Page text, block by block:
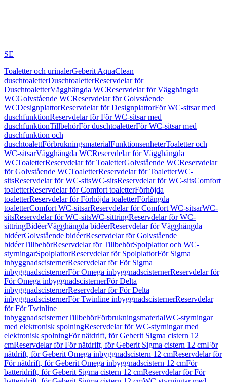
SE
Toaletter och urinalerGeberit AquaClean
duschtoaletterDuschtoaletterReservdelar för
DuschtoaletterVägghängda WCReservdelar för Vägghängda
WCGolvstående WCReservdelar för Golvstående
WCDesignplattorReservdelar för DesignplattorFör WC-sitsar med
duschfunktionReservdelar för För WC-sitsar med
duschfunktionTillbehörFör duschtoaletterFör WC-sitsar med
duschfunktion och
duschtoalettFörbrukningsmaterialFunktionsenheterToaletter och
WC-sitsarVägghängda WCReservdelar för Vägghängda
WCToaletterReservdelar för ToaletterGolvstående WCReservdelar
för Golvstående WCToaletterReservdelar för ToaletterWC-
sitsReservdelar för WC-sitsWC-sitsReservdelar för WC-sitsComfort
toaletterReservdelar för Comfort toaletterFörhöjda
toaletterReservdelar för Förhöjda toaletterFörlängda
toaletterComfort WC-sitsarReservdelar för Comfort WC-sitsarWC-
sitsReservdelar för WC-sitsWC-sittringReservdelar för WC-
sittringBidéerVägghängda bidéerReservdelar för Vägghängda
bidéerGolvstående bidéerReservdelar för Golvstående
bidéerTillbehörReservdelar för TillbehörSpolplattor och WC-
styrningarSpolplattorReservdelar för SpolplattorFör Sigma
inbyggnadscisternerReservdelar för För Sigma
inbyggnadscisternerFör Omega inbyggnadscisternerReservdelar för
För Omega inbyggnadscisternerFör Delta
inbyggnadscisternerReservdelar för För Delta
inbyggnadscisternerFör Twinline inbyggnadscisternerReservdelar
för För Twinline
inbyggnadscisternerTillbehörFörbrukningsmaterialWC-styrningar
med elektronisk spolningReservdelar för WC-styrningar med
elektronisk spolningFör nätdrift, för Geberit Sigma cistern 12
cmReservdelar för För nätdrift, för Geberit Sigma cistern 12 cmFör
nätdrift, för Geberit Omega inbyggnadscistern 12 cmReservdelar för
För nätdrift, för Geberit Omega inbyggnadscistern 12 cmFör
batteridrift, för Geberit Sigma cistern 12 cmReservdelar för För